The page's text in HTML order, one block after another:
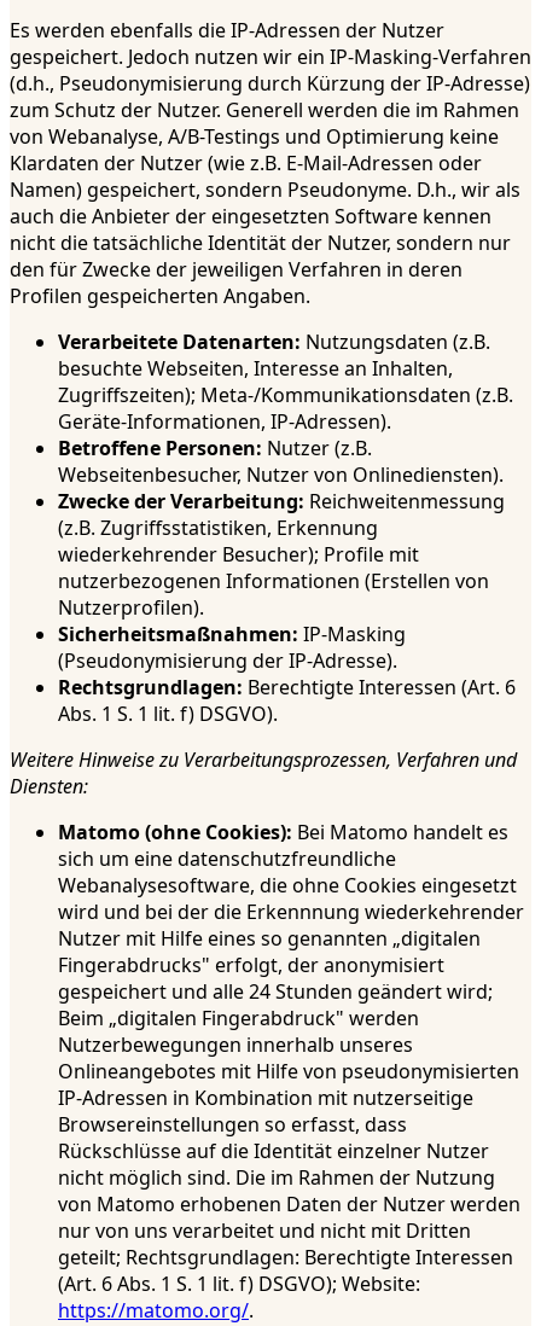
Es werden ebenfalls die IP-Adressen der Nutzer
gespeichert. Jedoch nutzen wir ein IP-Masking-Verfahren
(d.h., Pseudonymisierung durch Kürzung der IP-Adresse)
zum Schutz der Nutzer. Generell werden die im Rahmen
von Webanalyse, A/B-Testings und Optimierung keine
Klardaten der Nutzer (wie z.B. E-Mail-Adressen oder
Namen) gespeichert, sondern Pseudonyme. D.h., wir als
auch die Anbieter der eingesetzten Software kennen
nicht die tatsächliche Identität der Nutzer, sondern nur
den für Zwecke der jeweiligen Verfahren in deren
Profilen gespeicherten Angaben.
Verarbeitete Datenarten: Nutzungsdaten (z.B.
besuchte Webseiten, Interesse an Inhalten,
Zugriffszeiten); Meta-/Kommunikationsdaten (z.B.
Geräte-Informationen, IP-Adressen).
Betroffene Personen: Nutzer (z.B.
Webseitenbesucher, Nutzer von Onlinediensten).
Zwecke der Verarbeitung: Reichweitenmessung
(z.B. Zugriffsstatistiken, Erkennung
wiederkehrender Besucher); Profile mit
nutzerbezogenen Informationen (Erstellen von
Nutzerprofilen).
Sicherheitsmaßnahmen: IP-Masking
(Pseudonymisierung der IP-Adresse).
Rechtsgrundlagen: Berechtigte Interessen (Art. 6
Abs. 1 S. 1 lit. f) DSGVO).
Weitere Hinweise zu Verarbeitungsprozessen, Verfahren und
Diensten:
Matomo (ohne Cookies): Bei Matomo handelt es
sich um eine datenschutzfreundliche
Webanalysesoftware, die ohne Cookies eingesetzt
wird und bei der die Erkennnung wiederkehrender
Nutzer mit Hilfe eines so genannten „digitalen
Fingerabdrucks" erfolgt, der anonymisiert
gespeichert und alle 24 Stunden geändert wird;
Beim „digitalen Fingerabdruck" werden
Nutzerbewegungen innerhalb unseres
Onlineangebotes mit Hilfe von pseudonymisierten
IP-Adressen in Kombination mit nutzerseitige
Browsereinstellungen so erfasst, dass
Rückschlüsse auf die Identität einzelner Nutzer
nicht möglich sind. Die im Rahmen der Nutzung
von Matomo erhobenen Daten der Nutzer werden
nur von uns verarbeitet und nicht mit Dritten
geteilt; Rechtsgrundlagen: Berechtigte Interessen
(Art. 6 Abs. 1 S. 1 lit. f) DSGVO); Website:
https://matomo.org/.